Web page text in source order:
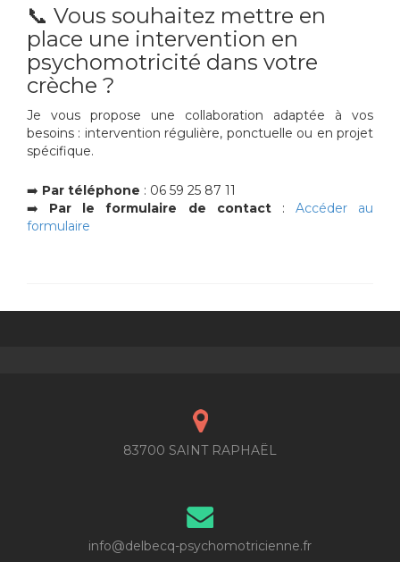
📞 Vous souhaitez mettre en
place une intervention en
psychomotricité dans votre
crèche ?
Je vous propose une collaboration adaptée à vos
besoins : intervention régulière, ponctuelle ou en projet
spécifique.
➡️ Par téléphone : 06 59 25 87 11
➡️ Par le formulaire de contact: Accéder au
formulaire
83700 SAINT RAPHAËL
info@delbecq-psychomotricienne.fr